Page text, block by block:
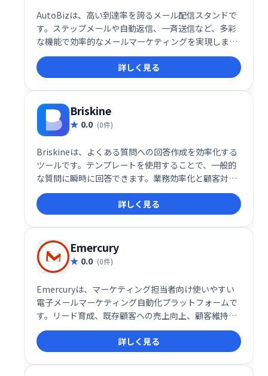
AutoBizは、高い到達率を誇るメール配信スタンドで
す。ステップメールや自動返信、一斉送信など、多彩
な機能で効率的なメールマーケティングを実現しま
す。クレジット決済連携にも対応し、スムーズな運用
をサポート。顧客とのエンゲージメント強化に最適な
ツールです。
詳しく見る
Briskine
0.0 (0件)
Briskineは、よくある質問への回答作成を効率化する
ツールです。テンプレートを使用することで、一般的
な質問に瞬時に回答できます。業務効率化と顧客対応
の迅速化を実現し、よりスムーズなコミュニケーショ
ンをサポートします。時間と労力の節約に繋がり、顧
客満足度の向上に貢献します。
詳しく見る
Emercury
0.0 (0件)
Emercuryは、マーケティング担当者向け使いやすい
電子メールマーケティング自動化プラットフォームで
す。リード育成、既存顧客への売上向上、顧客維持率
向上を支援します。メールマーケティングのベストプ
ラクティスに基づいた教育機能も提供し、自動化の最
適化、配信・エンゲージメントの改善を実現します。
ビジネスの成長を加速させる強力なツールです。
詳しく見る